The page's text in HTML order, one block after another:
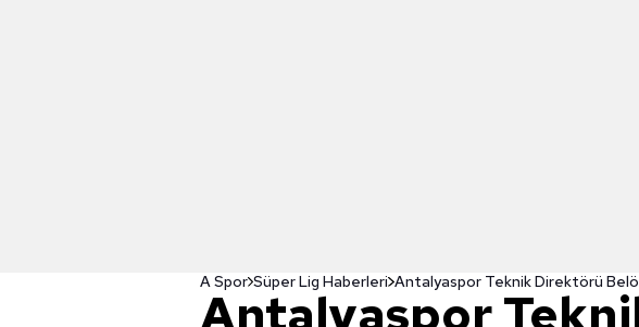
A Spor Süper Lig Haberleri
Antalyaspor